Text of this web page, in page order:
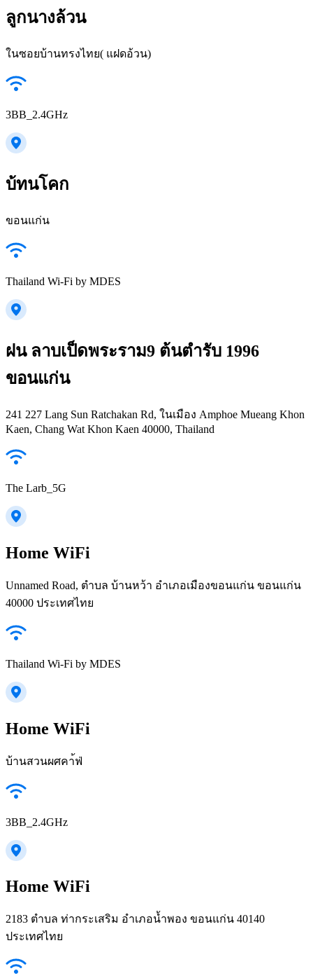
ลูกนางล้วน
ในซอยบ้านทรงไทย( แฝดอ้วน)
3BB_2.4GHz
บ้ทนโคก
ขอนแก่น
Thailand Wi-Fi by MDES
ฝน ลาบเป็ดพระราม9 ต้นตำรับ 1996
ขอนแก่น
241 227 Lang Sun Ratchakan Rd, ในเมือง Amphoe Mueang Khon
Kaen, Chang Wat Khon Kaen 40000, Thailand
The Larb_5G
Home WiFi
Unnamed Road, ตำบล บ้านหว้า อำเภอเมืองขอนแก่น ขอนแก่น
40000 ประเทศไทย
Thailand Wi-Fi by MDES
Home WiFi
บ้านสวนผศคา้ฟ่
3BB_2.4GHz
Home WiFi
2183 ตำบล ท่ากระเสริม อำเภอน้ำพอง ขอนแก่น 40140
ประเทศไทย